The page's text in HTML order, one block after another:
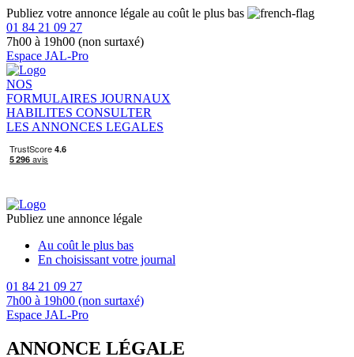
Publiez votre annonce légale au coût le plus bas
01 84 21 09 27
7h00 à 19h00 (non surtaxé)
Espace JAL-Pro
NOS
FORMULAIRES JOURNAUX
HABILITES CONSULTER
LES ANNONCES LEGALES
Publiez une annonce légale
Au coût le plus bas
En choisissant votre journal
01 84 21 09 27
7h00 à 19h00 (non surtaxé)
Espace JAL-Pro
ANNONCE LÉGALE